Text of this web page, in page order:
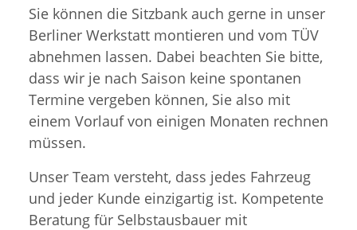
Sie können die Sitzbank auch gerne in unser
Berliner Werkstatt montieren und vom TÜV
abnehmen lassen. Dabei beachten Sie bitte,
dass wir je nach Saison keine spontanen
Termine vergeben können, Sie also mit
einem Vorlauf von einigen Monaten rechnen
müssen.
Unser Team versteht, dass jedes Fahrzeug
und jeder Kunde einzigartig ist. Kompetente
Beratung für Selbstausbauer mit